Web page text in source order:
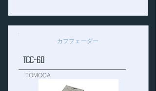
カフフェーダー
TCC-60
TOMOCA